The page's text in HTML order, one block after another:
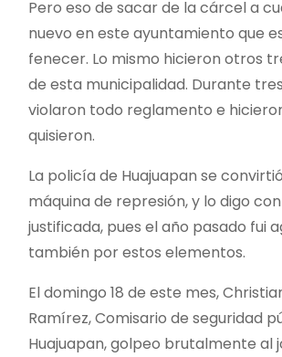
Pero eso de sacar de la cárcel a
nuevo en este ayuntamiento que
fenecer. Lo mismo hicieron otros
de esta municipalidad. Durante
violaron todo reglamento e
quisieron.
La policía de Huajuapan se
máquina de represión, y lo digo
justificada, pues el año pasado fui
también por estos elementos.
El domingo 18 de este mes,
Ramírez, Comisario de seguridad
Huajuapan, golpeo brutalmente al